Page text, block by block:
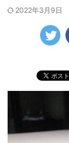
2022年3月9日